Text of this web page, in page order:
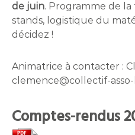
de juin. Programme de la
stands, logistique du
décidez !
Animatrice à contacter :
clemence@collectif-
Comptes-rendus